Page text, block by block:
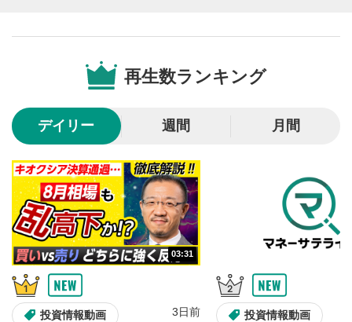
再生/一時停止
動画を再生または一時停止します。
10秒戻し/10秒送り
10秒、動画を巻き戻し/早送りします。
シークバー
再生位置を示しています。再生したい位置をクリック
するとその位置から動画が再生されます。
6
画質/再生速度の設定
画質の選択/再生速度の変更ができます。
7
音量調整
スライダーを上下すると音量が調整できます。
8
全画面表示
再生数ランキング
デイリー 週間 月間
03:31
投資情報動画 3日前 投資情報動画